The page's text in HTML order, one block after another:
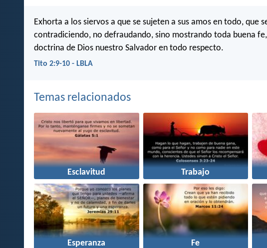
Exhorta a los siervos a que se sujeten a sus amos en todo, que
contradiciendo, no defraudando, sino mostrando toda buena
doctrina de Dios nuestro Salvador en todo respecto.
Tito 2:9-10 - LBLA
Temas relacionados
Esclavitud Trabajo
Esperanza Fe